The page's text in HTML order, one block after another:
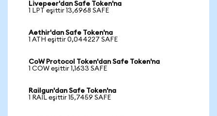
Livepeer'dan Safe Token'na
1 LPT eşittir 13,6968 SAFE
Aethir'dan Safe Token'na
1 ATH eşittir 0,044227 SAFE
CoW Protocol Token'dan Safe Token'na
1 COW eşittir 1,1633 SAFE
Railgun'dan Safe Token'na
1 RAIL eşittir 15,7459 SAFE